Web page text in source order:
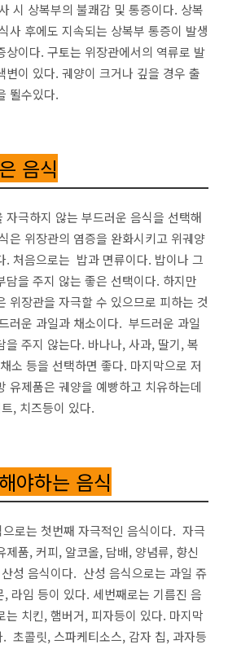
시 상복부의 불쾌감 및 통증이다. 상복
사 후에도 지속되는 상복부 통증이 발생
상이다. 구토는 위장관에서의 역류로 발
변이 있다. 궤양이 크거나 깊을 경우 출
뛸수있다.
음식
자극하지 않는 부드러운 음식을 선택해
은 위장관의 염증을 완화시키고 위궤양
. 처음으로는 밥과 면류이다. 밥이나 그
담을 주지 않는 좋은 선택이다. 하지만
위장관을 자극할 수 있으므로 피하는 것
러운 과일과 채소이다. 부드러운 과일
을 주지 않는다. 바나나, 사과, 딸기, 복
소 등을 선택하면 좋다. 마지막으로 저
유제품은 궤양을 예빵하고 치유하는데
, 치즈등이 있다.
야하는 음식
로는 첫번째 자극적인 음식이다. 자극
제품, 커피, 알코올, 담배, 양념류, 향신
성 음식이다. 산성 음식으로는 과일 쥬
라임 등이 있다. 세번째로는 기름진 음
는 치킨, 햄버거, 피자등이 있다. 마지막
초콜릿, 스파케티소스, 감자 칩, 과자등